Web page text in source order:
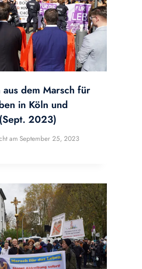
aus dem Marsch für
in Köln und
2023)
am September 25, 2023